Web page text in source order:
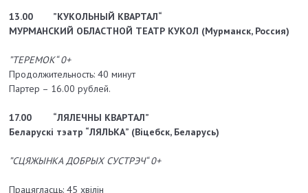
13.00
”КУКОЛЬНЫЙ КВАРТАЛ“
МУРМАНСКИЙ ОБЛАСТНОЙ ТЕАТР КУКОЛ (Мурманск, Россия)
”ТЕРЕМОК“ 0+
Продолжительность: 40 минут
Партер – 16.00 рублей.
17.00
“ЛЯЛЕЧНЫ КВАРТАЛ”
Беларускі тэатр “ЛЯЛЬКА” (Віцебск, Беларусь)
”СЦЯЖЫНКА ДОБРЫХ СУСТРЭЧ“ 0+
Працягласць: 45 хвілін